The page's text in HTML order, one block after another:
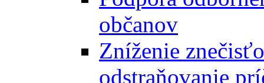
občanov
Zníženie
odstraňovanie